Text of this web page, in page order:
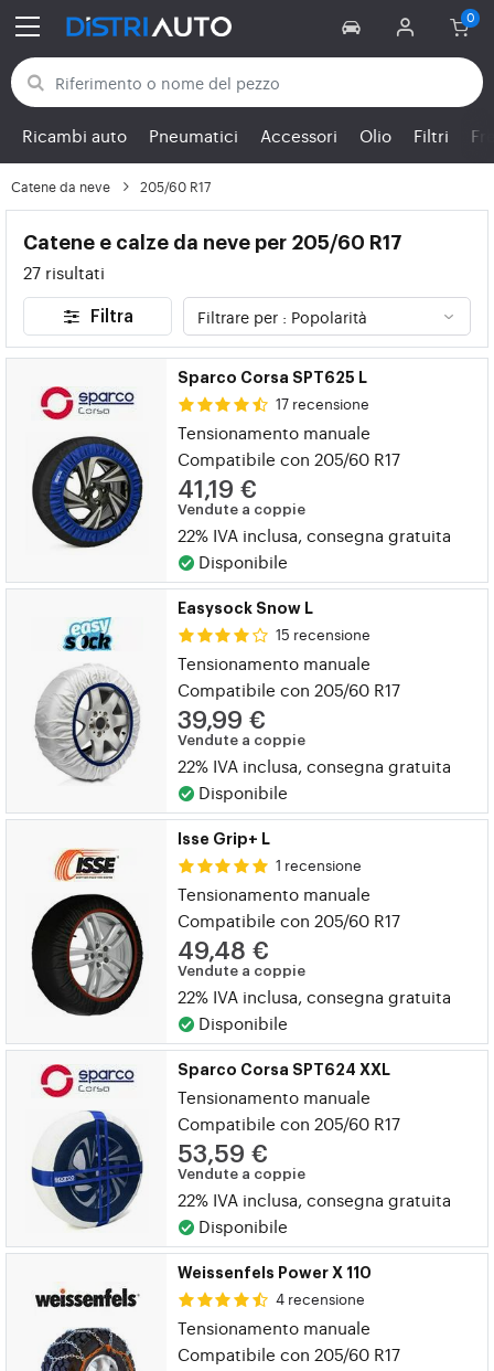
Torna alle categorie
Ricambi auto Pneumatici Accessori Olio Filtri
Catene da neve 205/60 R17
Catene e calze da neve per 205/60 R17
27 risultati
Filtra
Sparco Corsa SPT625 L
17 recensione
Tensionamento manuale
Compatibile con 205/60 R17
41,19 €
Vendute a coppie
22% IVA inclusa, consegna gratuita
Disponibile
Easysock Snow L
15 recensione
Tensionamento manuale
Compatibile con 205/60 R17
39,99 €
Vendute a coppie
22% IVA inclusa, consegna gratuita
Disponibile
Isse Grip+ L
1 recensione
Tensionamento manuale
Compatibile con 205/60 R17
49,48 €
Vendute a coppie
22% IVA inclusa, consegna gratuita
Disponibile
Sparco Corsa SPT624 XXL
Tensionamento manuale
Compatibile con 205/60 R17
53,59 €
Vendute a coppie
22% IVA inclusa, consegna gratuita
Disponibile
Weissenfels Power X 110
4 recensione
Tensionamento manuale
Compatibile con 205/60 R17